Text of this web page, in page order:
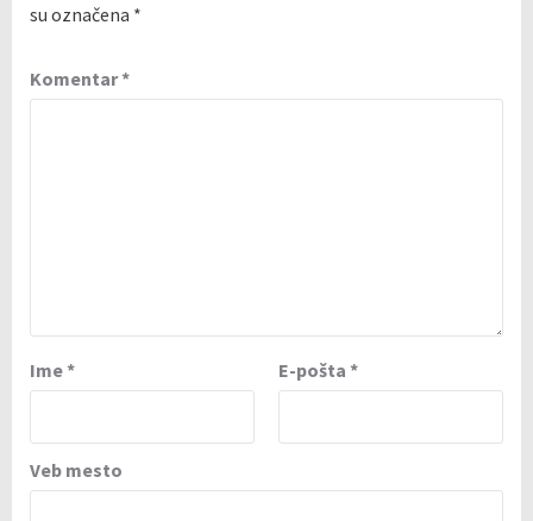
su označena *
Komentar*
Ime* E-pošta *
Veb mesto